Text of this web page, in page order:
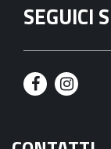
SEGUICI
F
I